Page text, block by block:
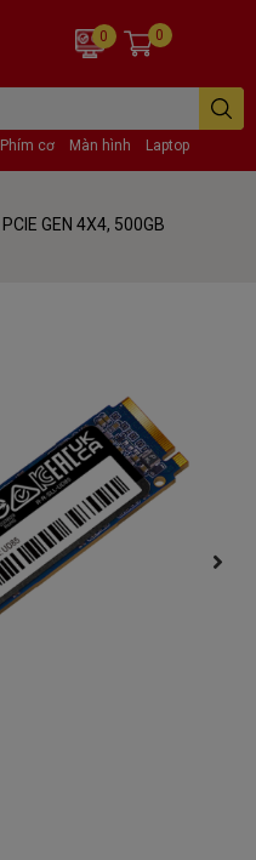
Phím cơ Màn hình Laptop
0 0
GEN 4X4, 500GB